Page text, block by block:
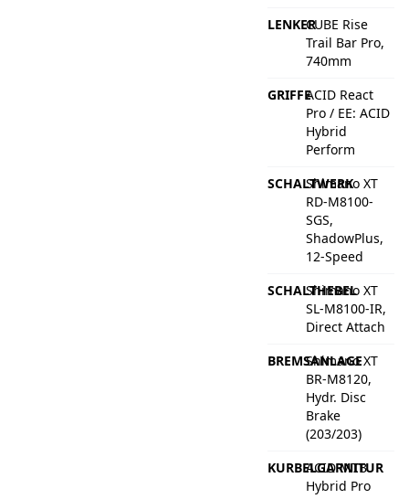
LENKERCUBE Rise
Trail Bar Pro,
740mm
GRIFFEACID React
Pro / EE: ACID
Hybrid
Perform
SCHALTWERK
Shimano XT
RD-M8100-
SGS,
ShadowPlus,
12-Speed
SCHALTHEBEL
Shimano XT
SL-M8100-IR,
Direct Attach
BREMSANLAGE
Shimano XT
BR-M8120,
Hydr. Disc
Brake
(203/203)
KURBELGARNITUR
ACID MTB
Hybrid Pro